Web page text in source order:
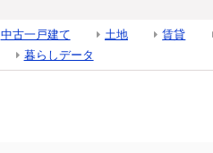
中古一戸建て 土地 賃貸
暮らしデータ